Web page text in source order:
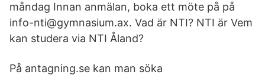
måndag Innan anmälan, boka ett möte på på
info-nti@gymnasium.ax. Vad är NTI? NTI är Vem
kan studera via NTI Åland?
På antagning.se kan man söka